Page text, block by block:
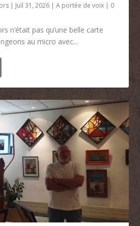
| Juil 31, 2026 |A portée de voix | 0
n’était pas qu’une belle carte
au micro avec...